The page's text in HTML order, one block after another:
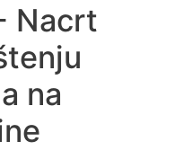
Nacrt
na